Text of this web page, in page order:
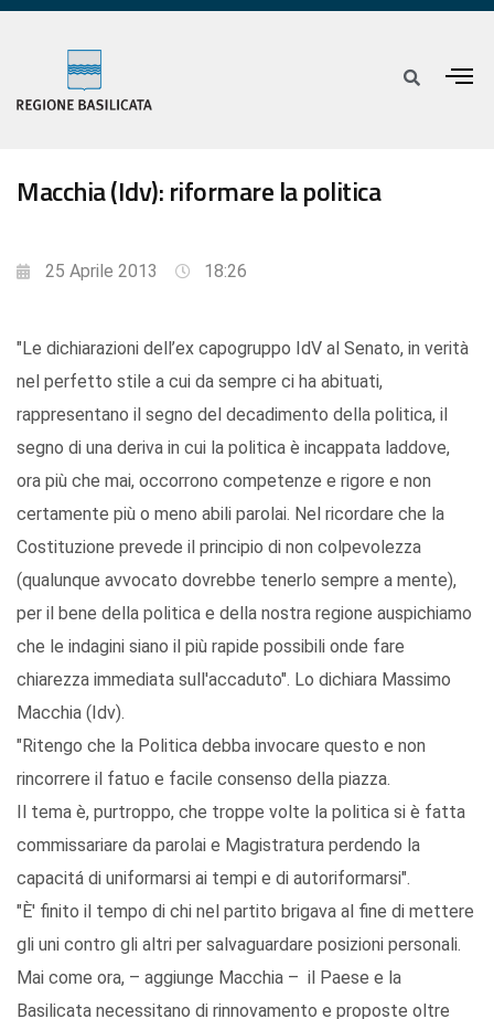
Macchia (Idv): riformare la politica
25 Aprile 2013 18:26
"Le dichiarazioni dell’ex capogruppo IdV al Senato, in verità
nel perfetto stile a cui da sempre ci ha abituati,
rappresentano il segno del decadimento della politica, il
segno di una deriva in cui la politica è incappata laddove,
ora più che mai, occorrono competenze e rigore e non
certamente più o meno abili parolai. Nel ricordare che la
Costituzione prevede il principio di non colpevolezza
(qualunque avvocato dovrebbe tenerlo sempre a mente),
per il bene della politica e della nostra regione auspichiamo
che le indagini siano il più rapide possibili onde fare
chiarezza immediata sull'accaduto". Lo dichiara Massimo
Macchia (Idv).
"Ritengo che la Politica debba invocare questo e non
rincorrere il fatuo e facile consenso della piazza.
Il tema è, purtroppo, che troppe volte la politica si è fatta
commissariare da parolai e Magistratura perdendo la
capacitá di uniformarsi ai tempi e di autoriformarsi".
"È' finito il tempo di chi nel partito brigava al fine di mettere
gli uni contro gli altri per salvaguardare posizioni personali.
Mai come ora, – aggiunge Macchia – il Paese e la
Basilicata necessitano di rinnovamento e proposte oltre